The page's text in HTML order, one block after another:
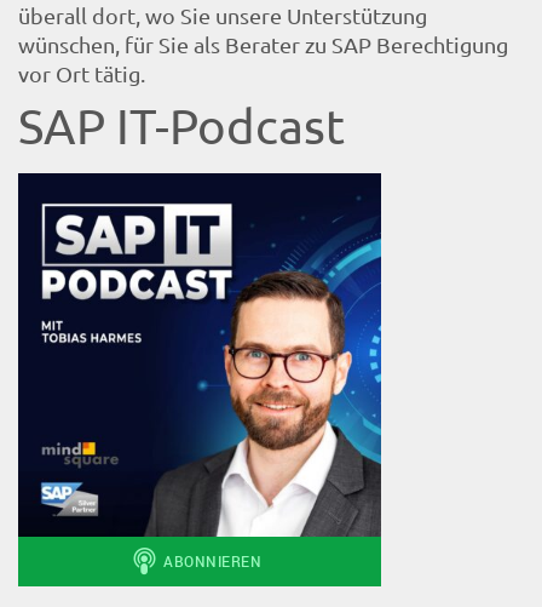
überall dort, wo Sie unsere Unterstützung
wünschen, für Sie als Berater zu SAP Berechtigung
vor Ort tätig.
SAP IT-Podcast